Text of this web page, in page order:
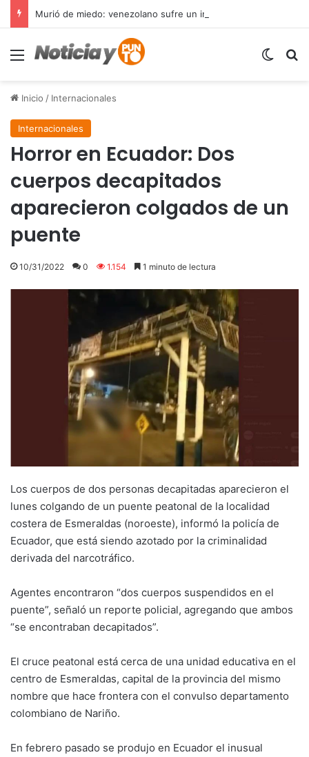
Menú
Inicio / Internacionales
Internacionales
Horror en Ecuador: Dos
cuerpos decapitados
aparecieron colgados de un
puente
10/31/2022 0 1.154 1 minuto de lectura
Los cuerpos de dos personas decapitadas aparecieron el
lunes colgando de un puente peatonal de la localidad
costera de Esmeraldas (noroeste), informó la policía de
Ecuador, que está siendo azotado por la criminalidad
derivada del narcotráfico.
Agentes encontraron “dos cuerpos suspendidos en el
puente”, señaló un reporte policial, agregando que ambos
“se encontraban decapitados”.
El cruce peatonal está cerca de una unidad educativa en el
centro de Esmeraldas, capital de la provincia del mismo
nombre que hace frontera con el convulso departamento
colombiano de Nariño.
En febrero pasado se produjo en Ecuador el inusual